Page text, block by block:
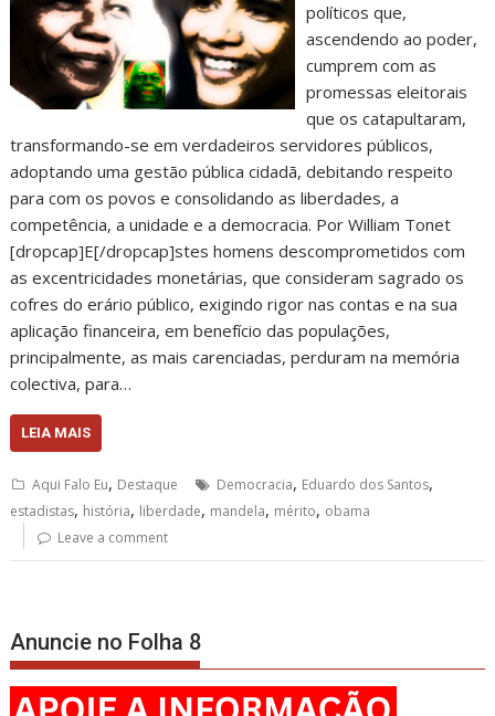
políticos que,
ascendendo ao poder,
cumprem com as
promessas eleitorais
que os catapultaram,
transformando-se em verdadeiros servidores públicos,
adoptando uma gestão pública cidadã, debitando respeito
para com os povos e consolidando as liberdades, a
competência, a unidade e a democracia. Por William Tonet
[dropcap]E[/dropcap]stes homens descomprometidos com
as excentricidades monetárias, que consideram sagrado os
cofres do erário público, exigindo rigor nas contas e na sua
aplicação financeira, em benefício das populações,
principalmente, as mais carenciadas, perduram na memória
colectiva, para…
LEIA MAIS
Aqui Falo Eu, Destaque Democracia, Eduardo dos Santos,
estadistas, história, liberdade, mandela, mérito, obama
Leave a comment
Anuncie no Folha 8